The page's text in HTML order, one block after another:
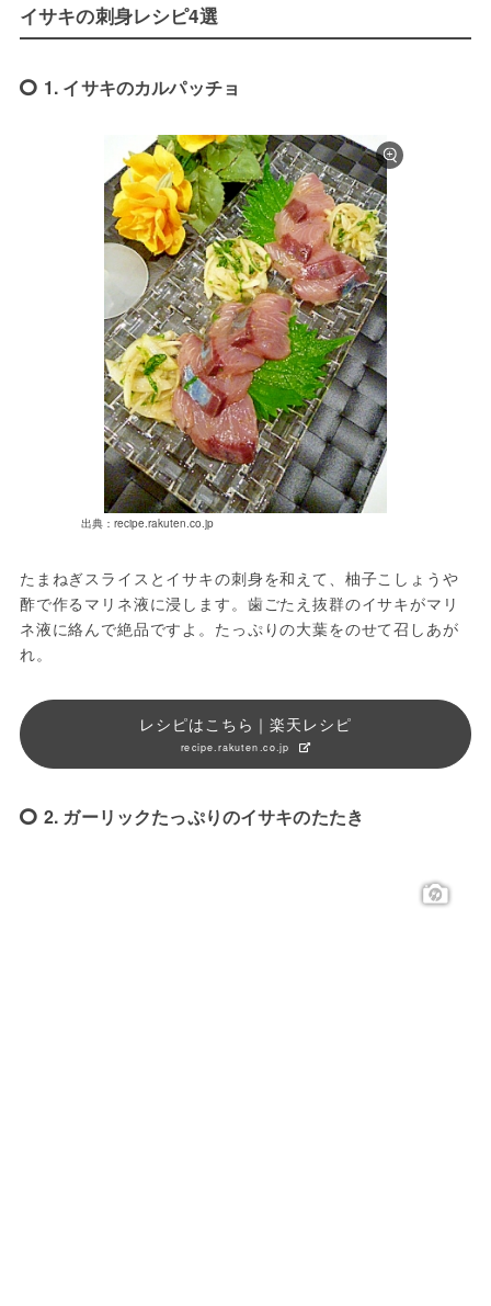
イサキの刺身レシピ4選
1. イサキのカルパッチョ
出典：recipe.rakuten.co.jp
たまねぎスライスとイサキの刺身を和えて、柚子こしょうや
酢で作るマリネ液に浸します。歯ごたえ抜群のイサキがマリ
ネ液に絡んで絶品ですよ。たっぷりの大葉をのせて召しあが
れ。
レシピはこちら｜楽天レシピ
recipe.rakuten.co.jp
2. ガーリックたっぷりのイサキのたたき